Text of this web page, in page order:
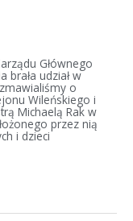
Głównego
brała udział w
o
Wileńskiego i
Michaelą Rak w
przez nią
i dzieci